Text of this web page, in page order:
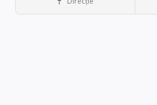
Restaurant